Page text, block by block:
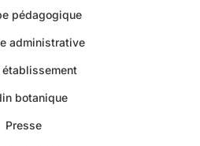
pédagogique
administrative
établissement
botanique
Presse